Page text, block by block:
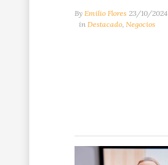
By Emilio Flores 23/10/2024
in Destacado, Negocios